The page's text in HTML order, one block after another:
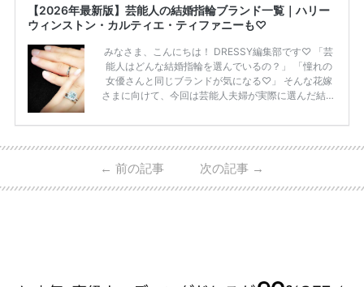
【2026年最新版】芸能人の結婚指輪ブランド一覧｜ハリー
ウィンストン・カルティエ・ティファニーも♡
みなさま、こんにちは！ DRESSY編集部です♡ 「芸
能人はどんな結婚指輪を選んでいるの？」 「憧れの
女優さんと同じブランドが気になる♡」 そんな花嫁
さまに向けて、今回は芸能人夫婦が実際に選んだ結婚
ーウィンストンやカルティエ、ティファニーなど世界
日本で人気のブランドまで幅広くご紹介。 さらに、
・愛用している芸能人夫婦 ・リングの特徴や魅力 ・
← 前の記事 次の記事 →